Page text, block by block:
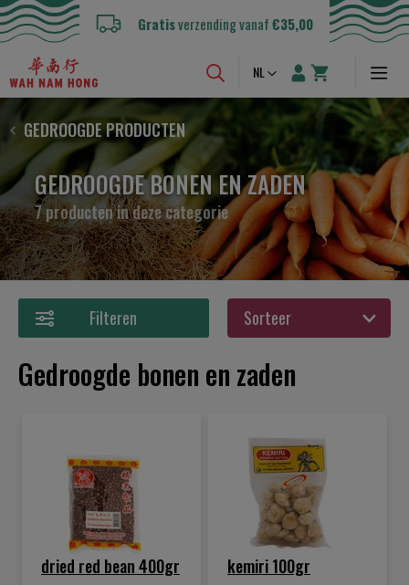
Gratisverzending vanaf€35,00
Taal
NL
GEDROOGDE PRODUCTEN
GEDROOGDE BONEN EN ZADEN
7 producten in deze categorie
Filteren
Gedroogde bonen en zaden
dried red bean 400gr kemiri 100gr